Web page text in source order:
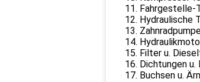
11. Fahrgestelle-
12. Hydraulische
13.
14.
15. Filter u.
16. Dichtungen
17. Buchsen u.